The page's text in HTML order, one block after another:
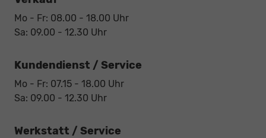
Mo - Fr: 08.00 - 18.00 Uhr
Sa: 09.00 - 12.30 Uhr
Kundendienst / Service
Mo - Fr: 07.15 - 18.00 Uhr
Sa: 09.00 - 12.30 Uhr
Werkstatt / Service